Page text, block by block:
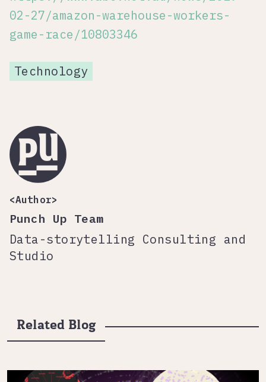
02-27/amazon-warehouse-workers-
game-race/10803346
Technology
<Author>
Punch Up Team
Data-storytelling Consulting and
Studio
Related Blog